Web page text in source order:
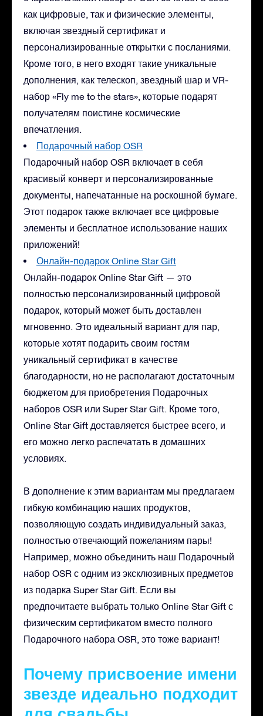
как цифровые, так и физические элементы,
включая звездный сертификат и
персонализированные открытки с посланиями.
Кроме того, в него входят такие уникальные
дополнения, как телескоп, звездный шар и VR-
набор «Fly me to the stars», которые подарят
получателям поистине космические
впечатления.
Подарочный набор OSR
Подарочный набор OSR включает в себя
красивый конверт и персонализированные
документы, напечатанные на роскошной бумаге.
Этот подарок также включает все цифровые
элементы и бесплатное использование наших
приложений!
Онлайн-подарок Online Star Gift
Онлайн-подарок Online Star Gift — это
полностью персонализированный цифровой
подарок, который может быть доставлен
мгновенно. Это идеальный вариант для пар,
которые хотят подарить своим гостям
уникальный сертификат в качестве
благодарности, но не располагают достаточным
бюджетом для приобретения Подарочных
наборов OSR или Super Star Gift. Кроме того,
Online Star Gift доставляется быстрее всего, и
его можно легко распечатать в домашних
условиях.
В дополнение к этим вариантам мы предлагаем
гибкую комбинацию наших продуктов,
позволяющую создать индивидуальный заказ,
полностью отвечающий пожеланиям пары!
Например, можно объединить наш Подарочный
набор OSR с одним из эксклюзивных предметов
из подарка Super Star Gift. Если вы
предпочитаете выбрать только Online Star Gift с
физическим сертификатом вместо полного
Подарочного набора OSR, это тоже вариант!
Почему присвоение имени
звезде идеально подходит